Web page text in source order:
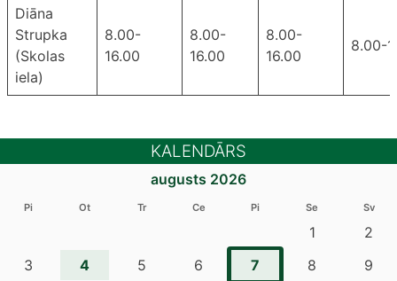
Diāna
Strupka
(Skolas
iela)
8.00-
16.00
8.00-
16.00
8.00-
16.00
8.00-
KALENDĀRS
augusts 2026
Pi Ot Tr Ce Pi Se Sv
1
2
3
4 5 6 7 8
9